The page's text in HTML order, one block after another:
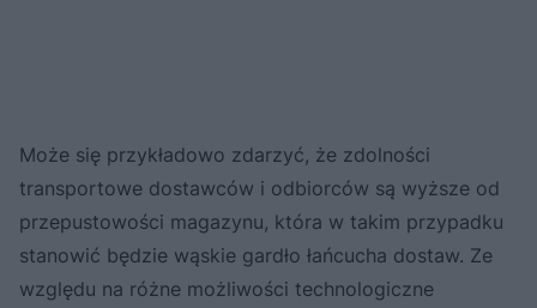
Może się przykładowo zdarzyć, że zdolności
transportowe dostawców i odbiorców są wyższe od
przepustowości magazynu, która w takim przypadku
stanowić będzie wąskie gardło łańcucha dostaw. Ze
względu na różne możliwości technologiczne